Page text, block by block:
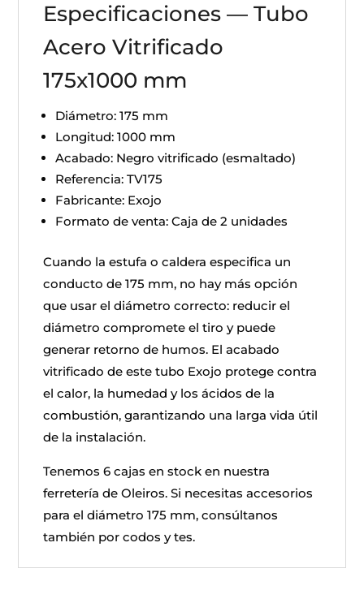
Especificaciones — Tubo
Acero Vitrificado
175x1000 mm
Diámetro: 175 mm
Longitud: 1000 mm
Acabado: Negro vitrificado (esmaltado)
Referencia: TV175
Fabricante: Exojo
Formato de venta: Caja de 2 unidades
Cuando la estufa o caldera especifica un
conducto de 175 mm, no hay más opción
que usar el diámetro correcto: reducir el
diámetro compromete el tiro y puede
generar retorno de humos. El acabado
vitrificado de este tubo Exojo protege contra
el calor, la humedad y los ácidos de la
combustión, garantizando una larga vida útil
de la instalación.
Tenemos 6 cajas en stock en nuestra
ferretería de Oleiros. Si necesitas accesorios
para el diámetro 175 mm, consúltanos
también por codos y tes.